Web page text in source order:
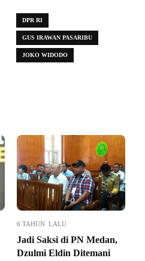
DPR RI
GUS IRAWAN PASARIBU
JOKO WIDODO
6 TAHUN LALU
Jadi Saksi di PN Medan,
Dzulmi Eldin Ditemani